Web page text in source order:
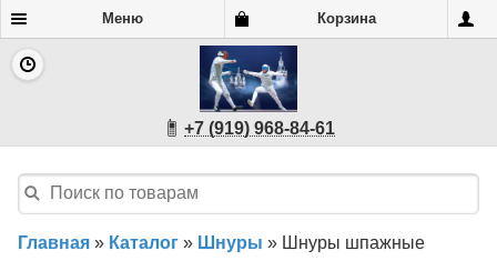
Меню Корзина
+7 (919) 968-84-61
Главная » Каталог » Шнуры » Шнуры шпажные